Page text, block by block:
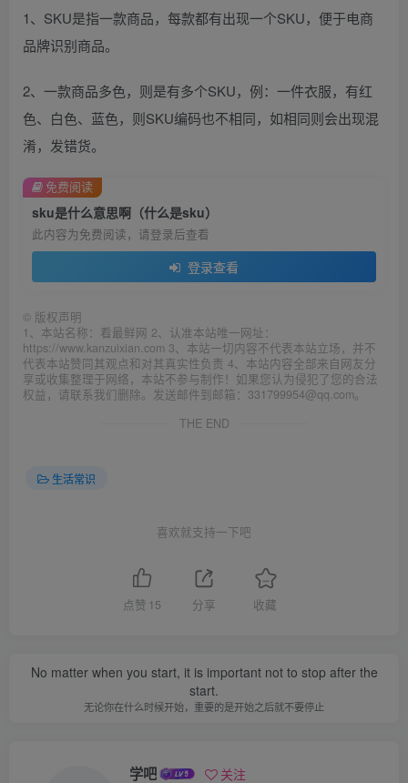
1、SKU是指一款商品，每款都有出现一个SKU，便于电商
品牌识别商品。
2、一款商品多色，则是有多个SKU，例：一件衣服，有红
色、白色、蓝色，则SKU编码也不相同，如相同则会出现混
淆，发错货。
sku是什么意思啊（什么是sku）
此内容为免费阅读，请登录后查看
登录查看
免费阅读
© 版权声明
1、本站名称：看最鲜网 2、认准本站唯一网址：
https://www.kanzuixian.com 3、本站一切内容不代表本站立场，并不
代表本站赞同其观点和对其真实性负责 4、本站内容全部来自网友分
享或收集整理于网络，本站不参与制作！如果您认为侵犯了您的合法
权益，请联系我们删除。发送邮件到邮箱：331799954@qq.com。
THE END
生活常识
喜欢就支持一下吧
点赞 15 分享 收藏
No matter when you start, it is important not to stop after the
start.
无论你在什么时候开始，重要的是开始之后就不要停止
学吧 关注